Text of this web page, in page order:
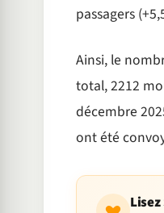
passagers
Ainsi, le
total, 2212
décembre
ont été